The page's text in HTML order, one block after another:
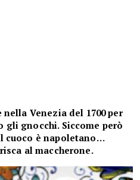
Venezia del 1700 per
gnocchi. Siccome però
cuoco è napoletano…
al maccherone.